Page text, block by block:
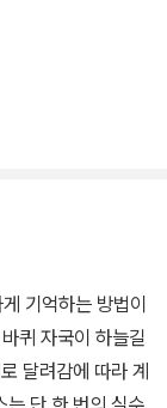
적 매력은 수천 년
대 재생산되고 있
소개한다. 저자
해석을 추가하
전해준다.
기억하는 방법이
퀴 자국이 하늘길
달려감에 따라 계